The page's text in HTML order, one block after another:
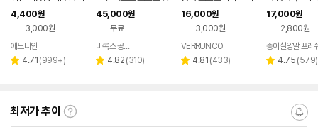
을 겨울 배드민턴 러닝
농구 골프 스포츠 양말
4,400원
3,000원
애드나인
별 4.71 리
(999+)
말 축구 골프 러닝 헬스
운동 마라톤
45,000원
무료
페이
바록스 공식몰
별 4.82 리
(310)
이클 러닝 트렉킹 골프
발가락 양말
16,000원
3,000원
VERRUNCO
별 4.81 리
(433)
프 스포츠 종이
말 남 여 빅사
17,000원
2,800원
종이실양말 프레
별 4.75 리
(579)
최저가 추이
최
알